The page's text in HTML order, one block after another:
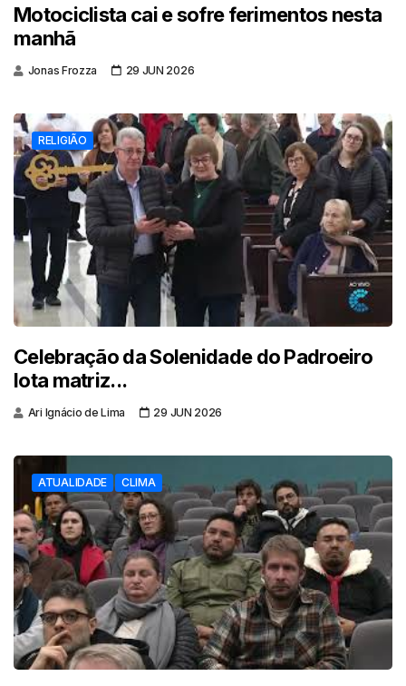
Motociclista cai e sofre ferimentos nesta
manhã
Jonas Frozza 29 JUN 2026
RELIGIÃO
Celebração da Solenidade do Padroeiro
lota matriz...
Ari Ignácio de Lima 29 JUN 2026
ATUALIDADE CLIMA